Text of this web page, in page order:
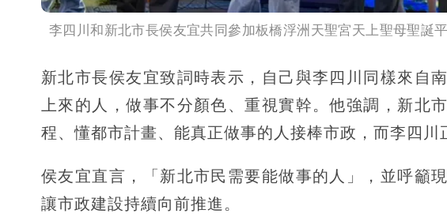
李四川和新北市長侯友宜共同參加板橋浮洲天聖宮天上聖母聖誕
新北市長侯友宜致詞時表示，自己與李四川同樣來自
上來的人，做事不分顏色、重視實幹。他強調，新北
程、懂都市計畫、能真正做事的人接棒市政，而李四川
侯友宜直言，「新北市民需要能做事的人」，並呼籲
讓市政建設持續向前推進。